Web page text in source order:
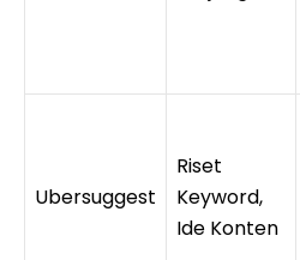
Ubersuggest
Riset
Keyword,
Ide Konten